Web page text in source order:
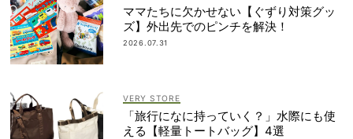
ママたちに欠かせない【ぐずり対策グッ
ズ】外出先でのピンチを解決！
2026.07.31
VERY STORE
「旅行になに持っていく？」水際にも使
える【軽量トートバッグ】4選